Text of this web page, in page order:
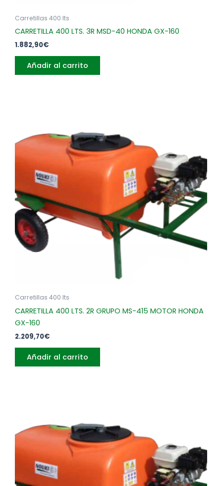
Carretillas 400 lts
CARRETILLA 400 LTS. 3R MSD-40 HONDA GX-160
1.882,90€
Añadir al carrito
Carretillas 400 lts
CARRETILLA 400 LTS. 2R GRUPO MS-415 MOTOR HONDA
GX-160
2.209,70€
Añadir al carrito